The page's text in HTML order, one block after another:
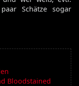
Schätze sogar
Bloodstained